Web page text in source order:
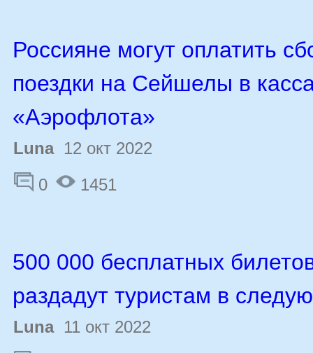
Россияне могут оплатить
поездки на Сейшелы в
«Аэрофлота»
Luna12 окт 2022
0
1451
500 000 бесплатных
раздадут туристам в
Luna11 окт 2022